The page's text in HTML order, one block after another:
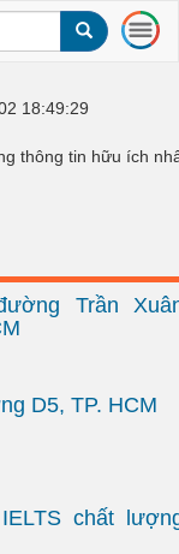
T
o
n
a
18:49:29
thông tin hữu ích
Trần
D5, TP. HCM
chất